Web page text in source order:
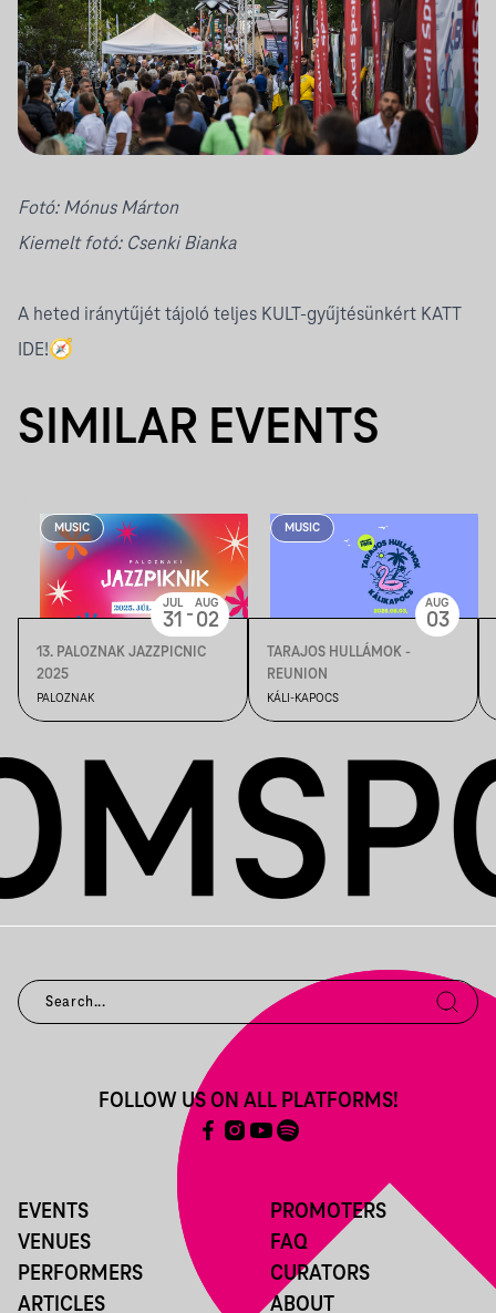
Fotó: Mónus Márton
Kiemelt fotó: Csenki Bianka
A heted iránytűjét tájoló teljes KULT-gyűjtésünkért KATT
IDE!🧭
SIMILAR EVENTS
MUSIC
13. PALOZNAK JAZZPICNIC
2025
PALOZNAK
JUL
31 -AUG
02
MUSIC
TARAJOS HULLÁMOK -
REUNION
KÁLI-KAPOCS
AUG
03
EVENTS
VENUES
PERFORMERS
ARTICLES
PROMOTERS
FAQ
CURATORS
ABOUT
FOLLOW US ON ALL PLATFORMS!